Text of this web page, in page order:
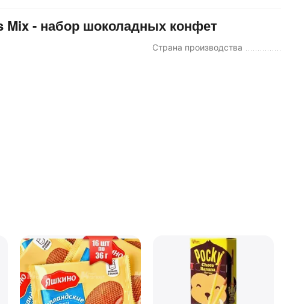
Mix - набор шоколадных конфет
Страна производства